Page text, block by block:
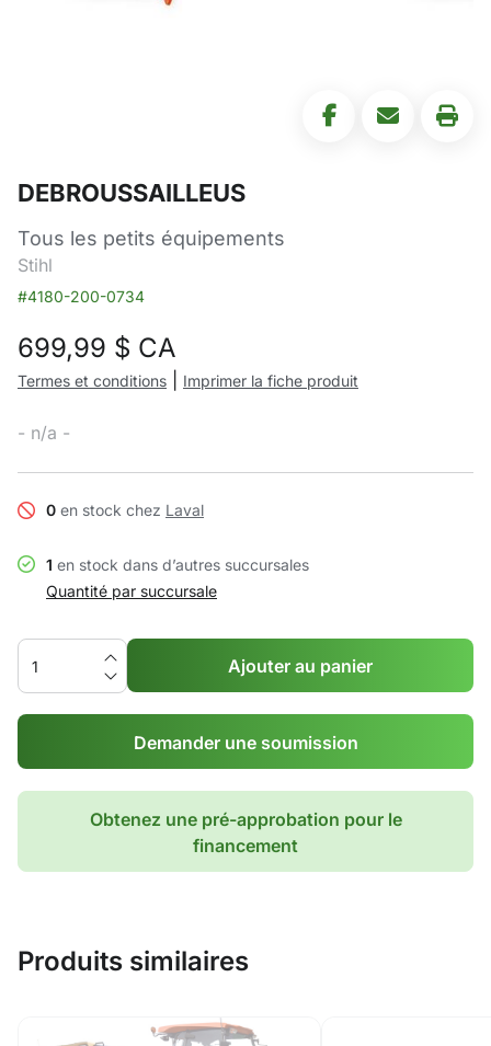
DEBROUSSAILLEUS
Tous les petits équipements
Stihl
#4180-200-0734
699,99 $ CA
Termes et conditions Imprimer la fiche produit
- n/a -
0 en stock chez Laval
1 en stock dans d’autres succursales
Quantité par succursale
Ajouter au panier
Demander une soumission
Obtenez une pré-approbation pour le
financement
Produits similaires